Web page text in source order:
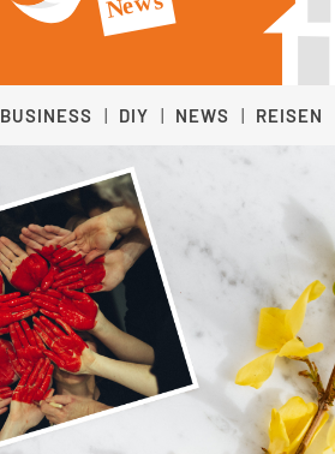
BUSINESS | DIY | NEWS | REISEN